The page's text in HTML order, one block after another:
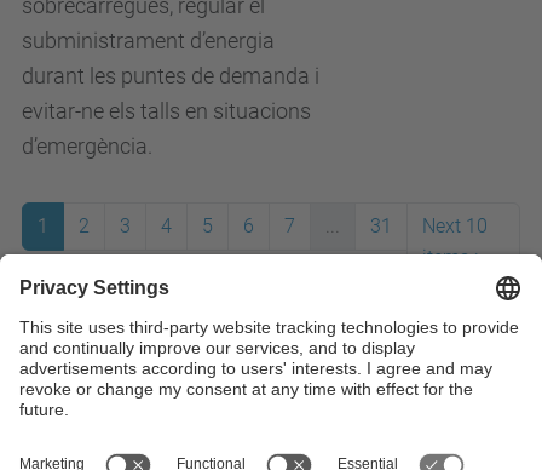
sobrecàrregues, regular el
subministrament d’energia
durant les puntes de demanda i
evitar-ne els talls en situacions
d’emergència.
1 2 3 4 5 6 7 ... 31
Next 10
items >
All News